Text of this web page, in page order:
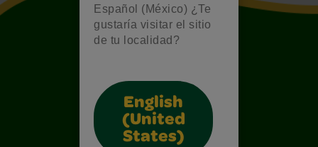
Español (México) ¿Te
gustaría visitar el sitio
de tu localidad?
English
(United
States)